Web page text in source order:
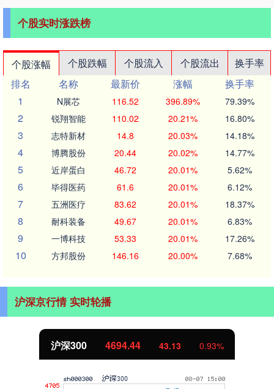
个股实时涨跌榜
个股涨幅 个股跌幅 个股流入 个股流出
换手率
排名
名称 最新价 涨幅
换手率
1
N展芯 116.52 396.89% 79.39%
2 锐翔智能 110.02 20.21% 16.80%
3 志特新材 14.8 20.03% 14.18%
4 博腾股份 20.44 20.02% 14.77%
5 近岸蛋白 46.72 20.01% 5.62%
6 毕得医药 61.6 20.01% 6.12%
7 五洲医疗 83.62 20.01% 18.37%
8 耐科装备 49.67 20.01% 6.83%
9 一博科技 53.33 20.01% 17.26%
10 方邦股份 146.16 20.00% 7.68%
沪深京行情 实时轮播
沪深300 4694.44 43.13 0.93%